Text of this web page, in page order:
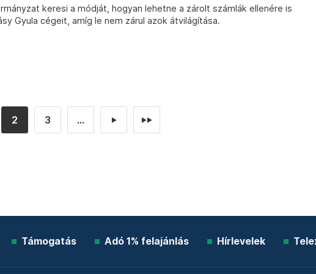
keresi a módját, hogyan lehetne a zárolt számlák ellenére is
Gyula cégeit, amíg le nem zárul azok átvilágítása.
2 3 ... ► ►►
Támogatás Adó 1% felajánlás Hírlevelek